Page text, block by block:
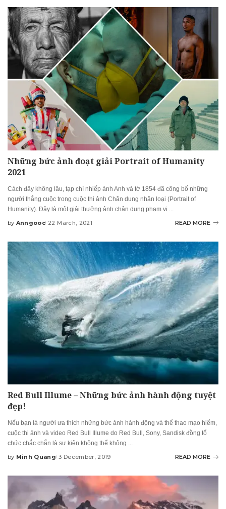
Những bức ảnh đoạt giải Portrait of Humanity
2021
Cách đây không lâu, tạp chí nhiếp ảnh Anh và tờ 1854 đã công bố những
người thắng cuộc trong cuộc thi ảnh Chân dung nhân loại (Portrait of
Humanity). Đây là một giải thưởng ảnh chân dung phạm vi
Posted
by Anngooc 22 March, 2021 READ MORE
Red Bull Illume – Những bức ảnh hành động tuyệt
đẹp!
Nếu bạn là người ưa thích những bức ảnh hành động và thể thao mạo hiểm,
cuộc thi ảnh và video Red Bull Illume do Red Bull, Sony, Sandisk đồng tổ
chức chắc chắn là sự kiện không thể không ...
Posted
by Minh Quang 3 December, 2019 READ MORE